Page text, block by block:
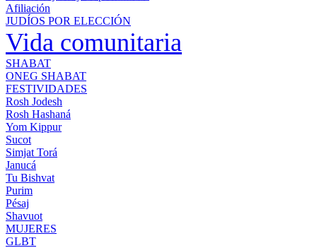
Afiliación
JUDÍOS POR ELECCIÓN
Vida comunitaria
SHABAT
ONEG SHABAT
FESTIVIDADES
Rosh Jodesh
Rosh Hashaná
Yom Kippur
Sucot
Simjat Torá
Janucá
Tu Bishvat
Purim
Pésaj
Shavuot
MUJERES
GLBT